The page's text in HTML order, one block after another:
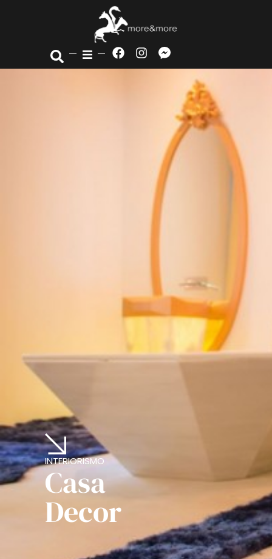
INTERIORISMO
Casa
Decor